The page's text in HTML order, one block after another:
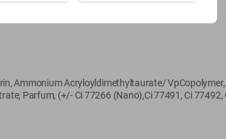
Ammonium Acryloyldimethyltaurate/
Parfum, (+/- Ci 77266 (Nano),Ci 77491, Ci 77492,